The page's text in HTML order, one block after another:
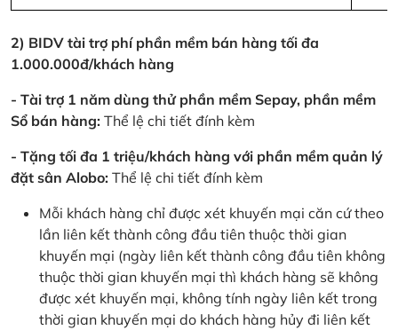
2) BIDV tài trợ phí phần mềm bán hàng tối đa
1.000.000đ/khách hàng
- Tài trợ 1 năm dùng thử phần mềm Sepay, phần mềm
Sổ bán hàng: Thể lệ chi tiết đính kèm
- Tặng tối đa 1 triệu/khách hàng với phần mềm quản lý
đặt sân Alobo: Thể lệ chi tiết đính kèm
Mỗi khách hàng chỉ được xét khuyến mại căn cứ theo
lần liên kết thành công đầu tiên thuộc thời gian
khuyến mại (ngày liên kết thành công đầu tiên không
thuộc thời gian khuyến mại thì khách hàng sẽ không
được xét khuyến mại, không tính ngày liên kết trong
thời gian khuyến mại do khách hàng hủy đi liên kết